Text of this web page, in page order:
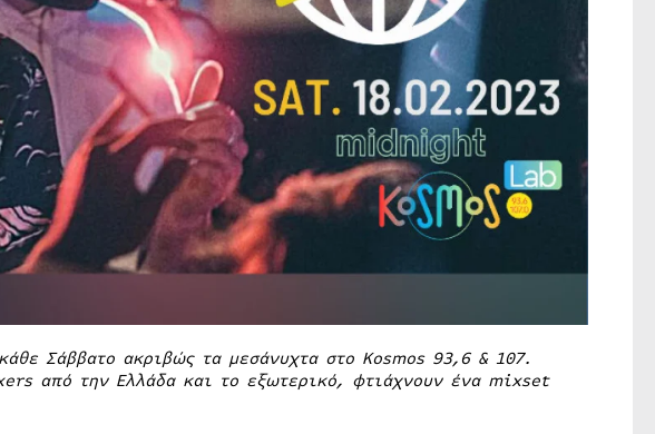
Σάββατο ακριβώς τα μεσάνυχτα στο Kosmos 93,6 & 107.
από την Ελλάδα και το εξωτερικό, φτιάχνουν ένα mixset